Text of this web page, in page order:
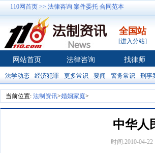
110网首页 >> 法律咨询 案件委托 合同范本
全国站
[进入分站]
网站首页 法律咨询 找律师
法学动态 经济犯罪 更多常识 要闻 警务常识 刑事
当前位置: 法制资讯>婚姻家庭>
中华人
时间:2010-04-